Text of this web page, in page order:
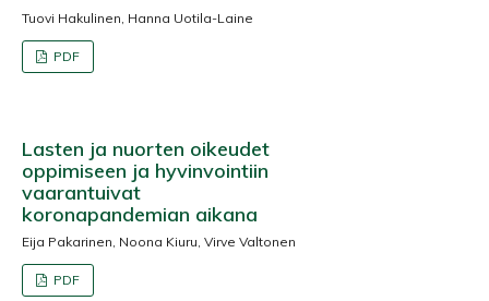
Tuovi Hakulinen, Hanna Uotila-Laine
PDF
Lasten ja nuorten oikeudet
oppimiseen ja hyvinvointiin
vaarantuivat
koronapandemian aikana
Eija Pakarinen, Noona Kiuru, Virve Valtonen
PDF